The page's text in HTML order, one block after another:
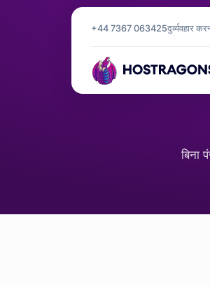
+44 7367 063425दुर्व्यवहार
बिना